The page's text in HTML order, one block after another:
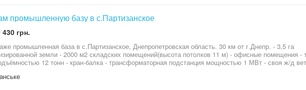
промышленную базу в с.Партизанское
грн.
промышленная база в с.Партизанское, Днепропетровская область. 30 км от г.Днепр. - 3,5 га
земли - 2000 м2 складских помещений(высота потолков 11 м) - офисные помещения -
12 тонн - кран-балка - трансформаторная подстанция мощностью 1 МВт - своя ж/д